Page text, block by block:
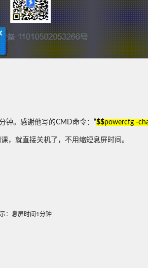
钟。感谢他写的CMD命令： “$$powercfg -
，就直接关机了，不用缩短息屏时间。
：息屏时间1分钟